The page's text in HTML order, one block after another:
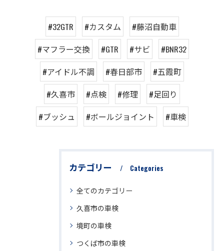
#32GTR #カスタム
#藤沼自動車
#マフラー交換
#GTR #サビ
#BNR32
#アイドル不調
#春日部市
#五霞町
#久喜市
#点検 #修理
#足回り
#ブッシュ
#ボールジョイント #車検
カテゴリー Categories
全てのカテゴリー
久喜市の車検
境町の車検
つくば市の車検